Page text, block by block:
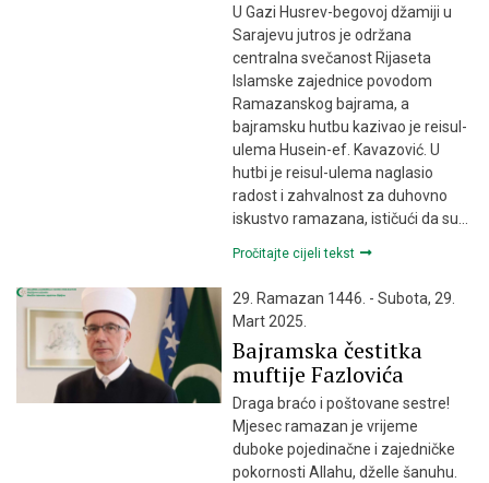
U Gazi Husrev-begovoj džamiji u
Sarajevu jutros je održana
centralna svečanost Rijaseta
Islamske zajednice povodom
Ramazanskog bajrama, a
bajramsku hutbu kazivao je reisul-
ulema Husein-ef. Kavazović. U
hutbi je reisul-ulema naglasio
radost i zahvalnost za duhovno
iskustvo ramazana, ističući da su…
Pročitajte cijeli tekst
29. Ramazan 1446. - Subota, 29.
Mart 2025.
Bajramska čestitka
muftije Fazlovića
Draga braćo i poštovane sestre!
Mjesec ramazan je vrijeme
duboke pojedinačne i zajedničke
pokornosti Allahu, dželle šanuhu.